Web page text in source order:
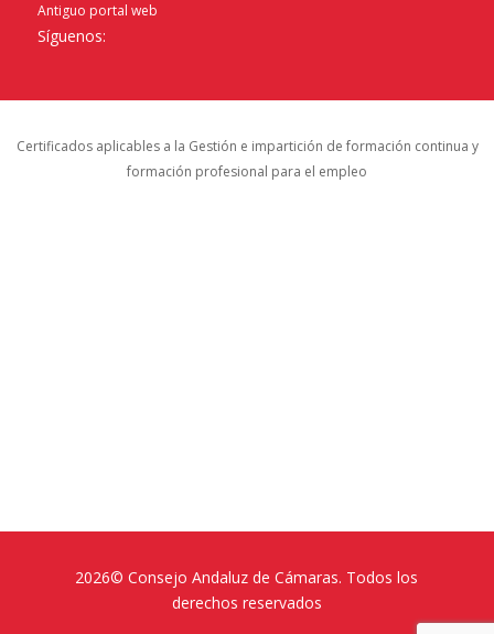
Antiguo portal web
Síguenos:
Certificados aplicables a la Gestión e impartición de formación continua y
formación profesional para el empleo
2026© Consejo Andaluz de Cámaras. Todos los
derechos reservados